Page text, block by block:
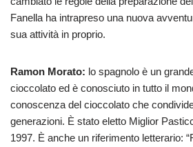
Fanella ha intrapreso una nuova
sua attività in proprio.
Ramon Morato: lo spagnolo è un
cioccolato ed è conosciuto in tutto il
conoscenza del cioccolato che
generazioni. È stato eletto Miglior
1997. È anche un riferimento letterario: